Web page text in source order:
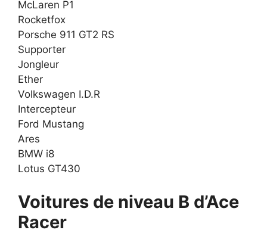
McLaren P1
Rocketfox
Porsche 911 GT2 RS
Supporter
Jongleur
Ether
Volkswagen I.D.R
Intercepteur
Ford Mustang
Ares
BMW i8
Lotus GT430
Voitures de niveau B d’Ace
Racer